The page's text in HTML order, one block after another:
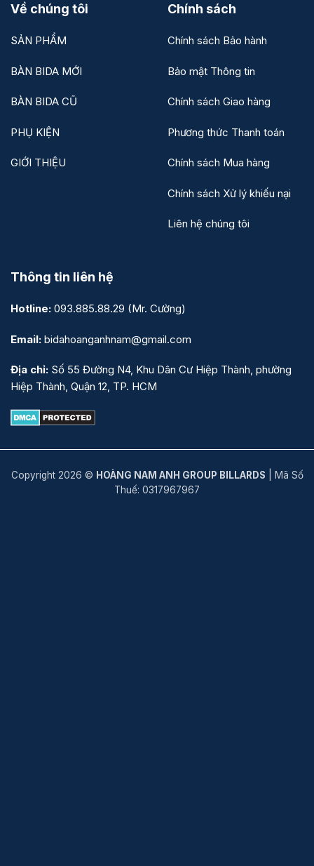
Về chúng tôi
SẢN PHẨM
BÀN BIDA MỚI
BÀN BIDA CŨ
PHỤ KIỆN
GIỚI THIỆU
Chính sách
Chính sách Bảo hành
Bảo mật Thông tin
Chính sách Giao hàng
Phương thức Thanh toán
Chính sách Mua hàng
Chính sách Xử lý khiếu nại
Liên hệ chúng tôi
Thông tin liên hệ
Hotline: 093.885.88.29 (Mr. Cường)
Email: bidahoanganhnam@gmail.com
Địa chỉ: Số 55 Đường N4, Khu Dân Cư Hiệp Thành, phường
Hiệp Thành, Quận 12, TP. HCM
Copyright 2026 © HOÀNG NAM ANH GROUP BILLARDS | Mã Số
Thuế: 0317967967